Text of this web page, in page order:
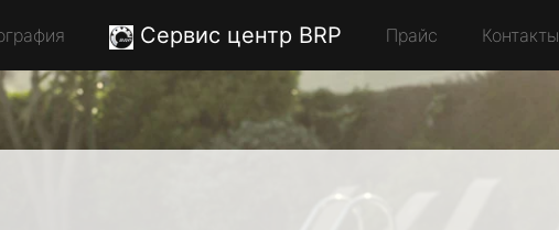
Сервис центр BRP Прайс Контакты